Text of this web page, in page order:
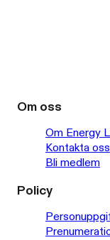
Om oss
Om Energy
Kontakta oss
Bli medlem
Policy